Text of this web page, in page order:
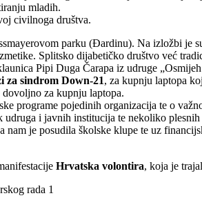
mladih.
civilnoga društva.
parku (Đardinu). Na izložbi je
Splitsko dijabetičko društvo već
Pipi Duga Čarapa iz udruge
za sindrom Down-21, za kupnju laptopa
za kupnju laptopa.
programe pojedinih organizacija te o
i javnih institucija te nekoliko plesnih
je posudila školske klupe te uz
Hrvatska volontira, koja je